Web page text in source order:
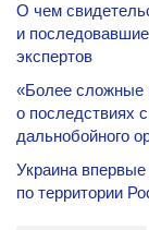
О чем
и
экспертов
«Более сложные
о последствиях
дальнобойного
Украина
по территории